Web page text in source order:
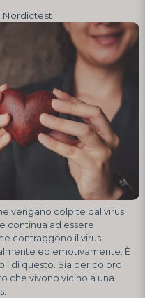
Nordictest
vengano colpite dal virus
continua ad essere
contraggono il virus
ed emotivamente. È
di questo. Sia per coloro
che vivono vicino a una